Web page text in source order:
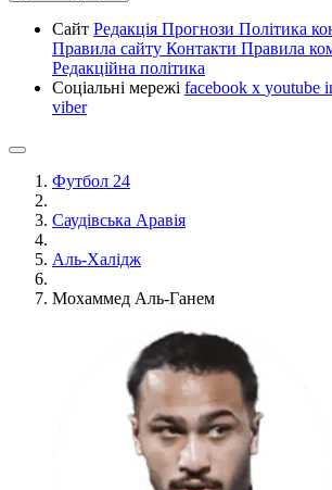
Сайт Редакція Прогнози Політика
Правила сайту Контакти Правила
Редакційна політика
Соціальні мережі facebook x youtube
viber
Футбол 24
Саудівська Аравія
Аль-Халідж
Мохаммед Аль-Ганем